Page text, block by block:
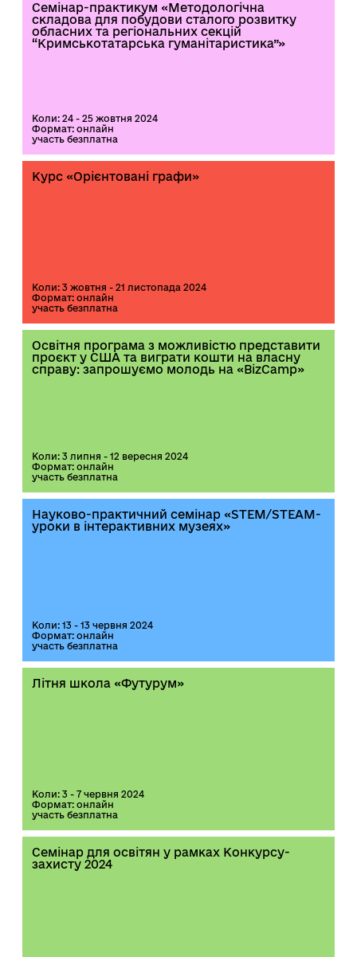
Семінар-практикум «Методологічна
складова для побудови сталого розвитку
обласних та регіональних секцій
“Кримськотатарська гуманітаристика”»
Коли: 24 - 25 жовтня 2024
Формат: онлайн
участь безплатна
Курс «Орієнтовані графи»
Коли: 3 жовтня - 21 листопада 2024
Формат: онлайн
участь безплатна
Освітня програма з можливістю представити
проєкт у США та виграти кошти на власну
справу: запрошуємо молодь на «BizCamp»
Коли: 3 липня - 12 вересня 2024
Формат: онлайн
участь безплатна
Науково-практичний семінар «STEM/STEAM-
уроки в інтерактивних музеях»
Коли: 13 - 13 червня 2024
Формат: онлайн
участь безплатна
Літня школа «Футурум»
Коли: 3 - 7 червня 2024
Формат: онлайн
участь безплатна
Семінар для освітян у рамках Конкурсу-
захисту 2024